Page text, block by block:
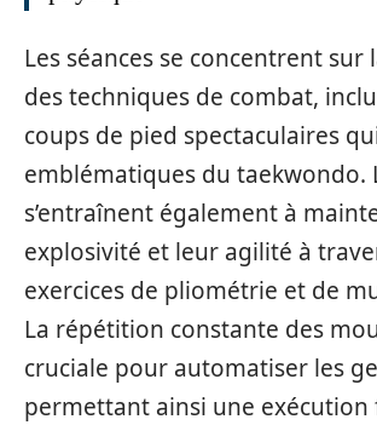
Les séances se concentrent sur
des techniques de combat,
coups de pied spectaculaires
emblématiques du taekwondo.
s’entraînent également à
explosivité et leur agilité à
exercices de pliométrie et de
La répétition constante des
cruciale pour automatiser les
permettant ainsi une exécution